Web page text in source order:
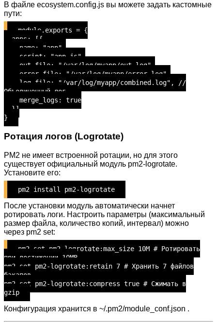
В файле ecosystem.config.js вы можете задать кастомные
пути:
module.exports = {
apps: [{
name: "app",
script: "app.js",
out_file: "/var/log/myapp/out.log",
error_file: "/var/log/myapp/error.log",
log_file: "/var/log/myapp/combined.log", //
Объединенный лог
merge_logs: true
}]
}
Ротация логов (Logrotate)
PM2 не имеет встроенной ротации, но для этого
существует официальный модуль pm2-logrotate.
Установите его:
pm2 install pm2-logrotate
После установки модуль автоматически начнет
ротировать логи. Настроить параметры (максимальный
размер файла, количество копий, интервал) можно
через pm2 set:
pm2 set pm2-logrotate:max_size 10M # Ротировать
при достижении 10MB
pm2 set pm2-logrotate:retain 7 # Хранить 7 файлов
бэкапов
pm2 set pm2-logrotate:compress true # Сжимать в
gzip
Конфигурация хранится в ~/.pm2/module_conf.json .